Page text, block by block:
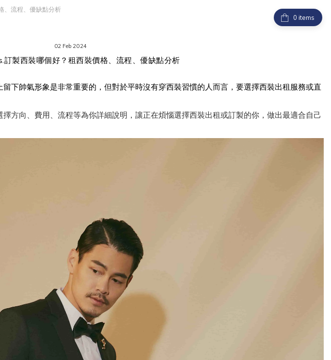
items
、流程、優缺點分析
02 Feb 2024
訂製西裝哪個好？租西裝價格、流程、優缺點分析
下帥氣形象是非常重要的，但對於平時沒有穿西裝習慣的人而言，要選擇西裝出租服務或直
方向、費用、流程等為你詳細說明，讓正在煩惱選擇西裝出租或訂製的你，做出最適合自己